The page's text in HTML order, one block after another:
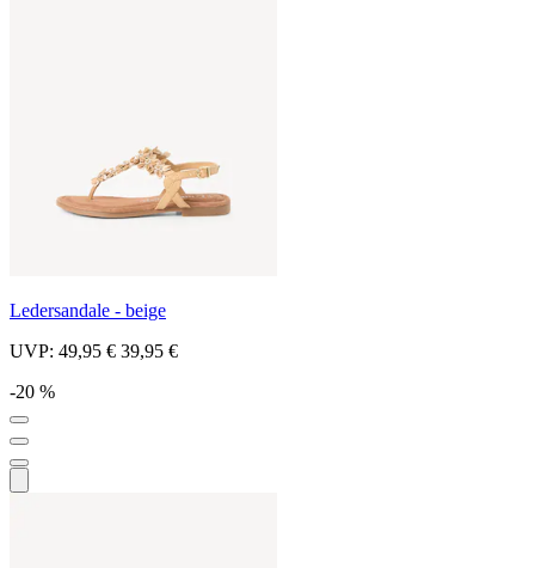
Ledersandale - beige
UVP: 49,95 € 39,95 €
-20 %